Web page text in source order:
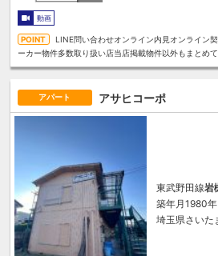
動画
LINE問い合わせオンライン内見オンライン
ーカー物件多数取り扱い店当店掲載物件以外もまとめて
アパート アサヒコーポ
東武野田線岩
築年月1980
埼玉県さいた